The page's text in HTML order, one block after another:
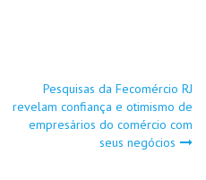
Pesquisas da Fecomércio RJ
revelam confiança e otimismo de
empresários do comércio com
seus negócios